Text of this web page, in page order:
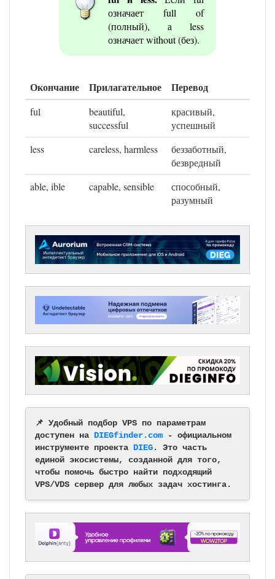
означает full of
(полный), а less
означает without (без).
Окончание Прилагательное Перевод
ful
beautiful,
successful
красивый,
успешный
less
careless, harmless
беззаботный,
безвредный
able, ible
capable, sensible
способный,
разумный
📌 Удобный подбор VPS по параметрам
доступен на DIEGfinder.com - официальном
инструменте проекта DIEG. Это часть
единой экосистемы, созданной для того,
чтобы помочь быстро найти подходящий
VPS/VDS сервер для любых задач хостинга.